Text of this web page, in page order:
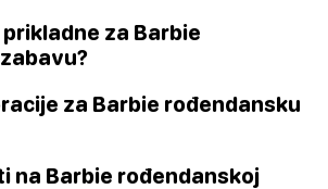
za Barbie
za Barbie rođendansku
na Barbie rođendanskoj